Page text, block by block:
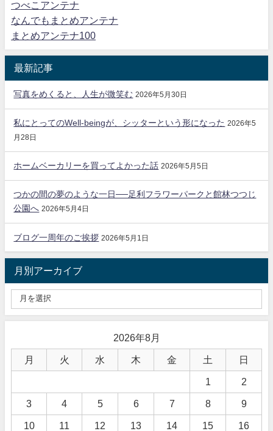
つべこアンテナ
なんでもまとめアンテナ
まとめアンテナ100
最新記事
写真をめくると、人生が微笑む 2026年5月30日
私にとってのWell-beingが、シッターという形になった 2026年5
月28日
ホームベーカリーを買ってよかった話 2026年5月5日
つかの間の夢のような一日──足利フラワーパークと館林つつじ
公園へ 2026年5月4日
ブログ一周年のご挨拶 2026年5月1日
月別アーカイブ
2026年8月
月 火 水 木 金 土 日
1 2
3 4 5 6 7 8 9
10 11 12 13 14 15 16